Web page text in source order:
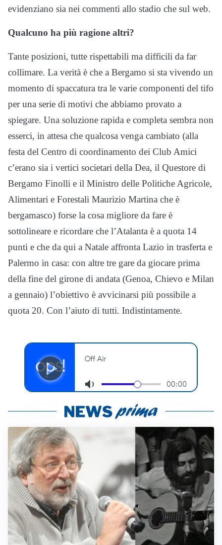
evidenziano sia nei commenti allo stadio che sul web.
Qualcuno ha più ragione altri?
Tante posizioni, tutte rispettabili ma difficili da far
collimare. La verità è che a Bergamo si sta vivendo un
momento di spaccatura tra le varie componenti del tifo
per una serie di motivi che abbiamo provato a
spiegare. Una soluzione rapida e completa sembra non
esserci, in attesa che qualcosa venga cambiato (alla
festa del Centro di coordinamento dei Club Amici
c’erano sia i vertici societari della Dea, il Questore di
Bergamo Finolli e il Ministro delle Politiche Agricole,
Alimentari e Forestali Maurizio Martina che è
bergamasco) forse la cosa migliore da fare è
sottolineare e ricordare che l’Atalanta è a quota 14
punti e che da qui a Natale affronta Lazio in trasferta e
Palermo in casa: con altre tre gare da giocare prima
della fine del girone di andata (Genoa, Chievo e Milan
a gennaio) l’obiettivo è avvicinarsi più possibile a
quota 20. Con l’aiuto di tutti. Indistintamente.